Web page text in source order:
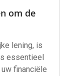
om de
lening, is
essentieel
financiële